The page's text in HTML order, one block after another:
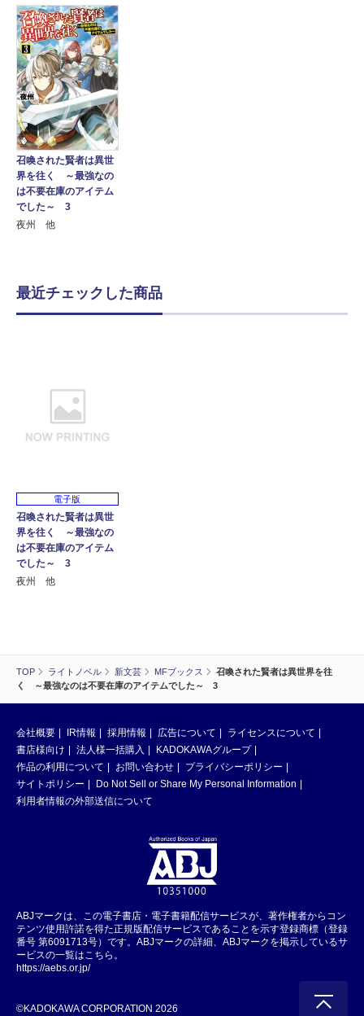
TOP ライトノベル 新文芸 MFブックス
召喚された賢者は異世界を往
く ～最強なのは不要在庫のアイテムでした～ 3
召喚された賢者は異世
界を往く ～最強なの
は不要在庫のアイテム
でした～ 3
夜州 他
最近チェックした商品
電子版
召喚された賢者は異世
界を往く ～最強なの
は不要在庫のアイテム
でした～ 3
夜州 他
会社概要 IR情報 採用情報 広告について
ライセンスについて
書店様向け
法人様一括購入
KADOKAWAグループ
作品の利用について
お問い合わせ
プライバシーポリシー
サイトポリシー
Do Not Sell or Share My Personal Information
利用者情報の外部送信について
ABJマークは、この電子書店・電子書籍配信サービスが、著作権者からコン
テンツ使用許諾を得た正規版配信サービスであることを示す登録商標（登録
番号 第6091713号）です。ABJマークの詳細、ABJマークを掲示しているサ
ービスの一覧はこちら。
https://aebs.or.jp/
©KADOKAWA CORPORATION 2026